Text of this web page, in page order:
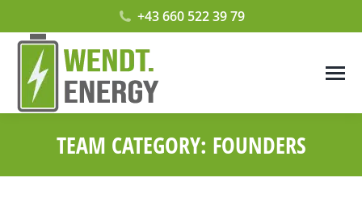
+43 660 522 39 79
TEAM CATEGORY: FOUNDERS